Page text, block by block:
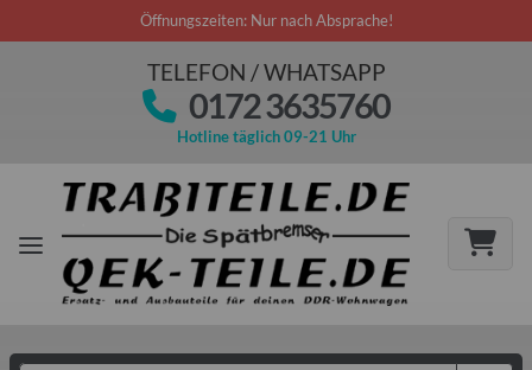
Öffnungszeiten: Nur nach Absprache!
TELEFON / WHATSAPP
0172 3635760
Hotline täglich 09-21 Uhr